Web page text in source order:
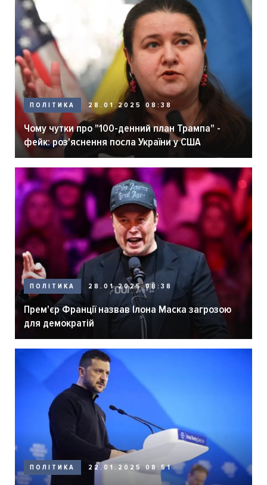
ПОЛІТИКА 28.01.2025 08:38
Чому чутки про "100-денний план Трампа" -
фейк: роз'яснення посла України у США
ПОЛІТИКА 28.01.2025 08:38
Прем'єр Франції назвав Ілона Маска загрозою
для демократій
ПОЛІТИКА 22.01.2025 08:51